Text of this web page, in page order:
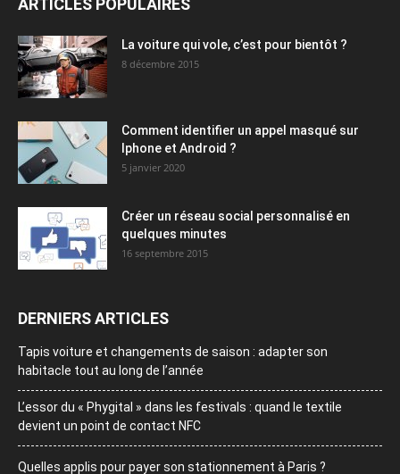
ARTICLES POPULAIRES
La voiture qui vole, c’est pour bientôt ?
8 décembre 2015
Comment identifier un appel masqué sur
Iphone et Android ?
5 janvier 2020
Créer un réseau social personnalisé en
quelques minutes
16 septembre 2015
DERNIERS ARTICLES
Tapis voiture et changements de saison : adapter son
habitacle tout au long de l’année
L’essor du « Phygital » dans les festivals : quand le textile
devient un point de contact NFC
Quelles applis pour payer son stationnement à Paris ?